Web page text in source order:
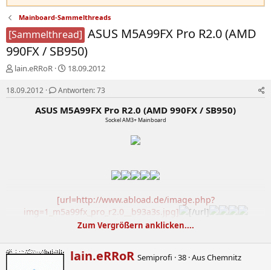
Mainboard-Sammelthreads
[Sammelthread] ASUS M5A99FX Pro R2.0 (AMD
990FX / SB950)
E
s
t
lain.eRRoR
E
s
t
e
18.09.2012
18.09.2012 Antworten: 73
ASUS M5A99FX Pro R2.0 (AMD 990FX / SB950)​
Sockel AM3+ Mainboard​
[url=http://www.abload.de/image.php?
img=1_m5a99fx_pro_r2.0__b93a3s.jpg]
[/url]
(Bilder von overclockingstation.de)
Zum Vergrößern anklicken....
W
rlain.eRRoR Semiprofi ·38 ·AusChemnitz